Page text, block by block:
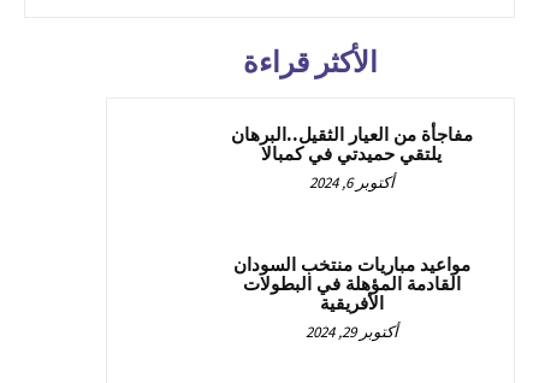
الأكثر قراءة
مفاجأة من العيار الثقيل..البرهان
يلتقي حميدتي في كمبالا
أكتوبر 6, 2024
مواعيد مباريات منتخب السودان
القادمة المؤهلة في البطولات
الأفريقية
أكتوبر 29, 2024